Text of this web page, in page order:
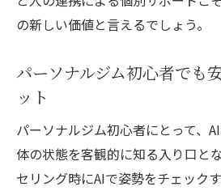
秘訣
の新しい価値と言えるでしょう。
パーソナルジム初心者でも
ット
パーソナルジム初心者にとって、
体の状態を客観的に知る入り口と
セリング時にAIで姿勢をチェック